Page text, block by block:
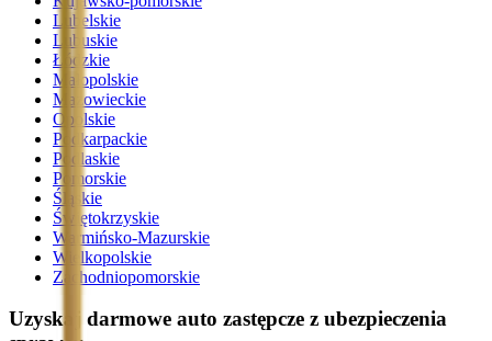
Lubelskie
Lubuskie
Łódzkie
Małopolskie
Mazowieckie
Opolskie
Podkarpackie
Podlaskie
Pomorskie
Śląskie
Świętokrzyskie
Warmińsko-Mazurskie
Wielkopolskie
Zachodniopomorskie
Uzyskaj darmowe auto zastępcze z ubezpieczenia